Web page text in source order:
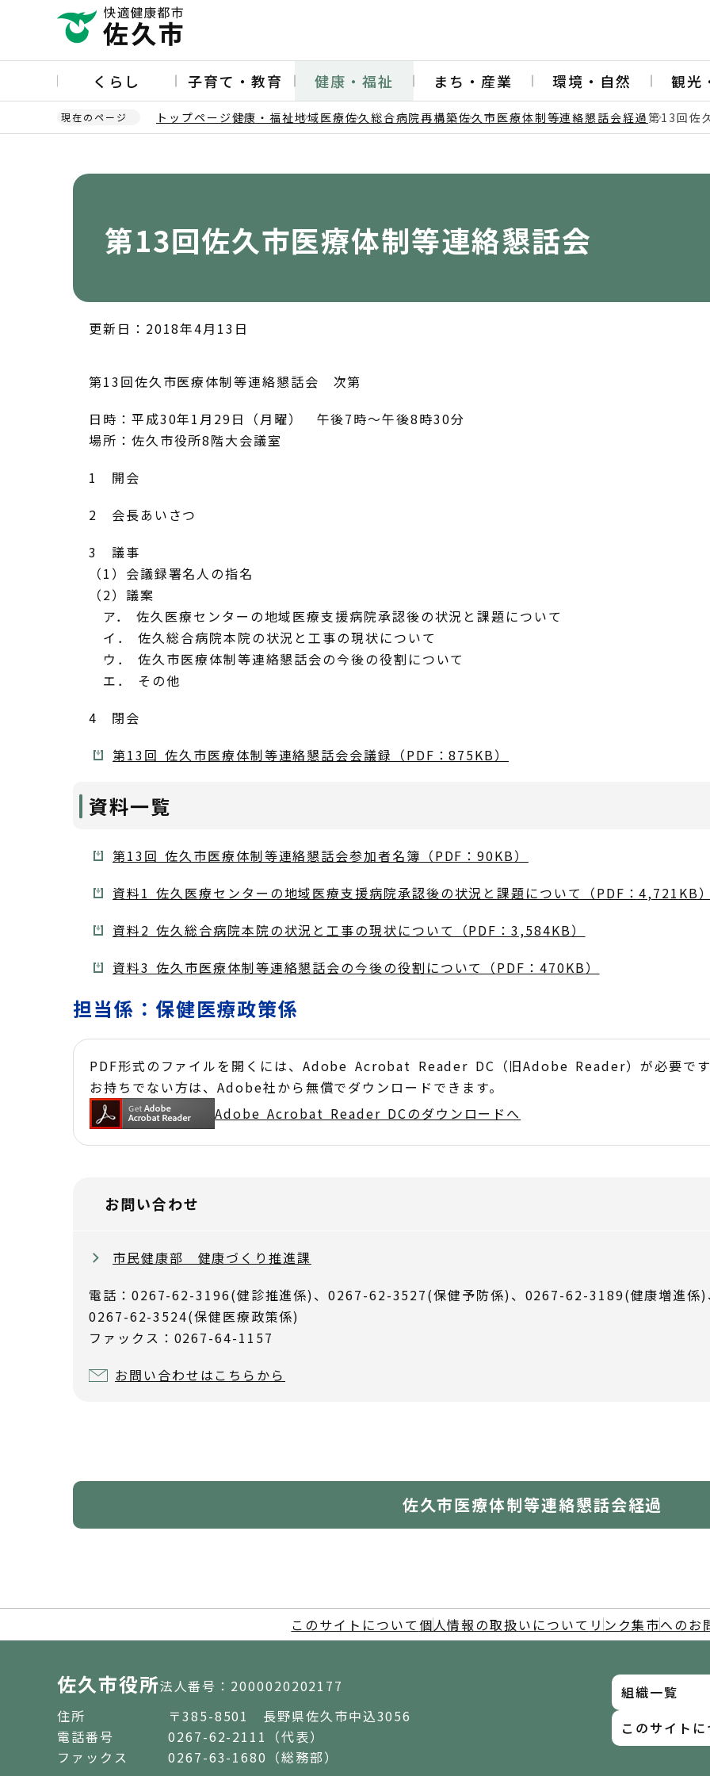
ー
の
くらし 子育て・教育 健康・福祉 まち・産業 環境・自然 観光
現在のページ トップページ健康・福祉地域医療佐久総合病院再構築佐久市医療体制等連絡懇話会経過第13回佐
第13回佐久市医療体制等連絡懇話会
更新日：2018年4月13日
第13回佐久市医療体制等連絡懇話会 次第
日時：平成30年1月29日（月曜） 午後7時～午後8時30分
場所：佐久市役所8階大会議室
1 開会
2 会長あいさつ
3 議事
（1）会議録署名人の指名
（2）議案
ア． 佐久医療センターの地域医療支援病院承認後の状況と課題について
イ． 佐久総合病院本院の状況と工事の現状について
ウ． 佐久市医療体制等連絡懇話会の今後の役割について
エ． その他
4 閉会
第13回 佐久市医療体制等連絡懇話会会議録（PDF：875KB）
資料一覧
第13回 佐久市医療体制等連絡懇話会参加者名簿（PDF：90KB）
資料1 佐久医療センターの地域医療支援病院承認後の状況と課題について（PDF：4,721KB
資料2 佐久総合病院本院の状況と工事の現状について（PDF：3,584KB）
資料3 佐久市医療体制等連絡懇話会の今後の役割について（PDF：470KB）
担当係：保健医療政策係
PDF形式のファイルを開くには、Adobe Acrobat Reader DC（旧Adobe Reader）が必要で
お持ちでない方は、Adobe社から無償でダウンロードできます。
Adobe Acrobat Reader DCのダウンロードへ
お問い合わせ
市民健康部 健康づくり推進課
電話：0267-62-3196(健診推進係)、0267-62-3527(保健予防係)、0267-62-3189(健康増進
0267-62-3524(保健医療政策係)
ファックス：0267-64-1157
お問い合わせはこちらから
佐久市医療体制等連絡懇話会経過
このサイトについて 個人情報の取扱いについて リンク集市へのお
佐久市役所法人番号：2000020202177
住所
〒385-8501 長野県佐久市中込3056
電話番号
0267-62-2111（代表）
ファックス
0267-63-1680（総務部）
組織一覧
このサイト